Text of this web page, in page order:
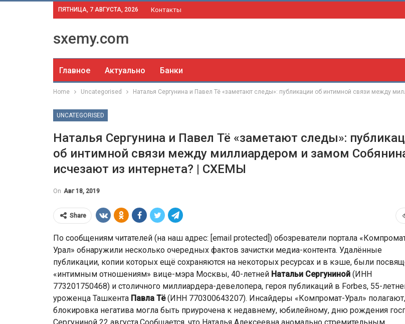
ПЯТНИЦА, 7 АВГУСТА, 2026 Контакты
sxemy.com
Главное Актуально Банки
Home Uncategorised Наталья Сергунина и Павел Тё «заметают следы»: публикации об интимной связи между
UNCATEGORISED
Наталья Сергунина и Павел Тё «заметают следы»:
об интимной связи между миллиардером и замом
исчезают из интернета? | СХЕМЫ
On Авг 18, 2019
Share
По сообщениям читателей (на наш адрес: [email protected]) обозреватели портала
Урал» обнаружили несколько очередных фактов зачистки медиа-контента. Удалённые
публикации, копии которых ещё сохраняются на некоторых ресурсах и в кэше, были
«интимным отношениям» вице-мэра Москвы, 40-летней Натальи Сергуниной (ИНН
773201750468) и столичного миллиардера-девелопера, героя публикаций в Forbes, 55-
уроженца Ташкента Павла Тё(ИНН 770300643207). Инсайдеры «Компромат-Урал»
блокировка негатива могла быть приурочена к недавнему, юбилейному, дню рождения